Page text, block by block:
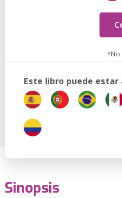
*No
Este libro puede estar
Sinopsis